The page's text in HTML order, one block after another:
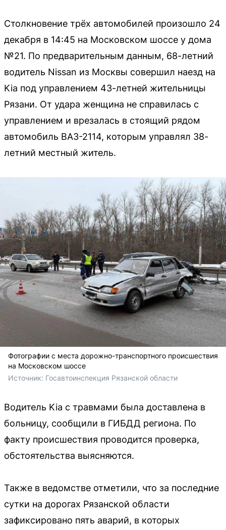
Столкновение трёх автомобилей произошло 24
декабря в 14:45 на Московском шоссе у дома
№21. По предварительным данным, 68-летний
водитель Nissan из Москвы совершил наезд на
Kia под управлением 43-летней жительницы
Рязани. От удара женщина не справилась с
управлением и врезалась в стоящий рядом
автомобиль ВАЗ-2114, которым управлял 38-
летний местный житель.
Фотографии с места дорожно-транспортного происшествия
на Московском шоссе
Источник: Госавтоинспекция Рязанской области
Водитель Kia с травмами была доставлена в
больницу, сообщили в ГИБДД региона. По
факту происшествия проводится проверка,
обстоятельства выясняются.
Также в ведомстве отметили, что за последние
сутки на дорогах Рязанской области
зафиксировано пять аварий, в которых